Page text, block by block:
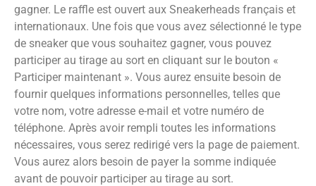
gagner. Le raffle est ouvert aux Sneakerheads français et
internationaux. Une fois que vous avez sélectionné le type
de sneaker que vous souhaitez gagner, vous pouvez
participer au tirage au sort en cliquant sur le bouton «
Participer maintenant ». Vous aurez ensuite besoin de
fournir quelques informations personnelles, telles que
votre nom, votre adresse e-mail et votre numéro de
téléphone. Après avoir rempli toutes les informations
nécessaires, vous serez redirigé vers la page de paiement.
Vous aurez alors besoin de payer la somme indiquée
avant de pouvoir participer au tirage au sort.